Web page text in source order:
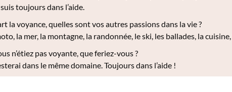
toujours dans l’aide.
la voyance, quelles sont vos autres passions dans la vie ?
la mer, la montagne, la randonnée, le ski, les ballades, la
n’étiez pas voyante, que feriez-vous ?
dans le même domaine. Toujours dans l’aide !